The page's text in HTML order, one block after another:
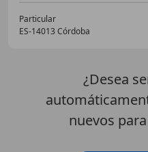
Particular
ES-14013 Córdoba
¿Desea
nuevos